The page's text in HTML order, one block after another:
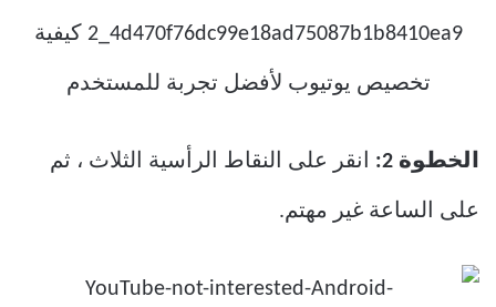
الخطوة 2: انقر على النقاط الرأسية الثلاث ، ثم
على الساعة غير مهتم.